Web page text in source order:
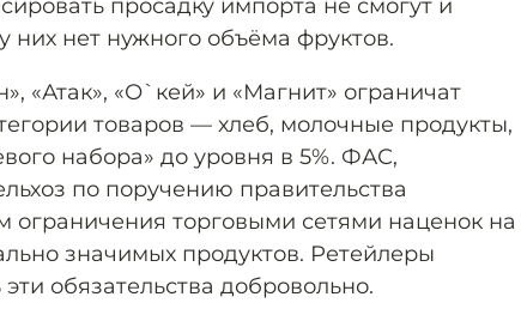
просадку импорта не смогут и
них нет нужного объёма фруктов.
«Атак», «О`кей» и «Магнит» ограничат
товаров — хлеб, молочные продукты,
набора» до уровня в 5%. ФАС,
по поручению правительства
ограничения торговыми сетями наценок на
значимых продуктов. Ретейлеры
обязательства добровольно.